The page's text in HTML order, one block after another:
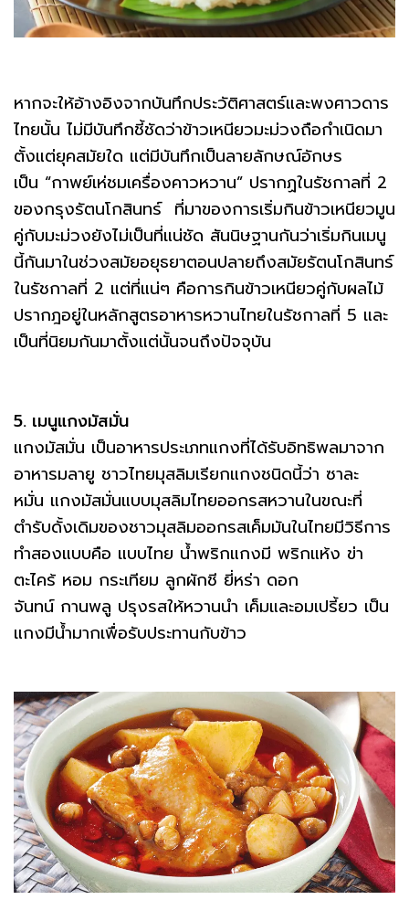
หากจะให้อ้างอิงจากบันทึกประวัติศาสตร์และพงศาวดาร
ไทยนั้น ไม่มีบันทึกชี้ชัดว่าข้าวเหนียวมะม่วงถือกำเนิดมา
ตั้งแต่ยุคสมัยใด แต่มีบันทึกเป็นลายลักษณ์อักษร
เป็น “กาพย์เห่ชมเครื่องคาวหวาน” ปรากฏในรัชกาลที่ 2
ของกรุงรัตนโกสินทร์ ที่มาของการเริ่มกินข้าวเหนียวมูน
คู่กับมะม่วงยังไม่เป็นที่แน่ชัด สันนิษฐานกันว่าเริ่มกินเมนู
นี้กันมาในช่วงสมัยอยุธยาตอนปลายถึงสมัยรัตนโกสินทร์
ในรัชกาลที่ 2 แต่ที่แน่ๆ คือการกินข้าวเหนียวคู่กับผลไม้
ปรากฎอยู่ในหลักสูตรอาหารหวานไทยในรัชกาลที่ 5 และ
เป็นที่นิยมกันมาตั้งแต่นั้นจนถึงปัจจุบัน
5. เมนูแกงมัสมั่น
แกงมัสมั่น เป็นอาหารประเภทแกงที่ได้รับอิทธิพลมาจาก
อาหารมลายู ชาวไทยมุสลิมเรียกแกงชนิดนี้ว่า ซาละ
หมั่น แกงมัสมั่นแบบมุสลิมไทยออกรสหวานในขณะที่
ตำรับดั้งเดิมของชาวมุสลิมออกรสเค็มมันในไทยมีวิธีการ
ทำสองแบบคือ แบบไทย น้ำพริกแกงมี พริกแห้ง ข่า
ตะไคร้ หอม กระเทียม ลูกผักชี ยี่หร่า ดอก
จันทน์ กานพลู ปรุงรสให้หวานนำ เค็มและอมเปรี้ยว เป็น
แกงมีน้ำมากเพื่อรับประทานกับข้าว